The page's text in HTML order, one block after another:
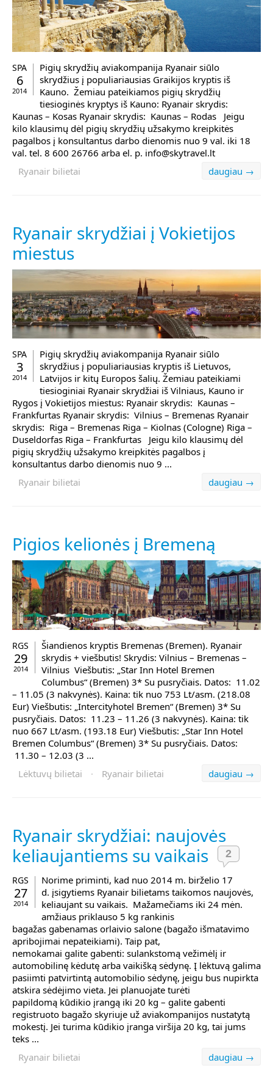
SPA
6
2014
Pigių skrydžių aviakompanija Ryanair siūlo
skrydžius į populiariausias Graikijos kryptis iš
Kauno. Žemiau pateikiamos pigių skrydžių
tiesioginės kryptys iš Kauno: Ryanair skrydis:
Kaunas – Kosas Ryanair skrydis: Kaunas – Rodas Jeigu
kilo klausimų dėl pigių skrydžių užsakymo kreipkitės
pagalbos į konsultantus darbo dienomis nuo 9 val. iki 18
val. tel. 8 600 26766 arba el. p. info@skytravel.lt
daugiau →
Ryanair bilietai
Ryanair skrydžiai į Vokietijos
miestus
SPA
3
2014
Pigių skrydžių aviakompanija Ryanair siūlo
skrydžius į populiariausias kryptis iš Lietuvos,
Latvijos ir kitų Europos šalių. Žemiau pateikiami
tiesioginiai Ryanair skrydžiai iš Vilniaus, Kauno ir
Rygos į Vokietijos miestus: Ryanair skrydis: Kaunas –
Frankfurtas Ryanair skrydis: Vilnius – Bremenas Ryanair
skrydis: Riga – Bremenas Riga – Kiolnas (Cologne) Riga –
Duseldorfas Riga – Frankfurtas Jeigu kilo klausimų dėl
pigių skrydžių užsakymo kreipkitės pagalbos į
konsultantus darbo dienomis nuo 9 ...
daugiau →
Ryanair bilietai
Pigios kelionės į Bremeną
RGS
29
2014
Šiandienos kryptis Bremenas (Bremen). Ryanair
skrydis + viešbutis! Skrydis: Vilnius – Bremenas –
Vilnius Viešbutis: „Star Inn Hotel Bremen
Columbus“ (Bremen) 3* Su pusryčiais. Datos: 11.02
– 11.05 (3 nakvynės). Kaina: tik nuo 753 Lt/asm. (218.08
Eur) Viešbutis: „Intercityhotel Bremen“ (Bremen) 3* Su
pusryčiais. Datos: 11.23 – 11.26 (3 nakvynės). Kaina: tik
nuo 667 Lt/asm. (193.18 Eur) Viešbutis: „Star Inn Hotel
Bremen Columbus“ (Bremen) 3* Su pusryčiais. Datos:
11.30 – 12.03 (3 ...
daugiau →
Lėktuvų bilietai · Ryanair bilietai
Ryanair skrydžiai: naujovės
keliaujantiems su vaikais
2
RGS
27
2014
Norime priminti, kad nuo 2014 m. birželio 17
d. įsigytiems Ryanair bilietams taikomos naujovės,
keliaujant su vaikais. Mažamečiams iki 24 mėn.
amžiaus priklauso 5 kg rankinis
bagažas gabenamas orlaivio salone (bagažo išmatavimo
apribojimai nepateikiami). Taip pat,
nemokamai galite gabenti: sulankstomą vežimėlį ir
automobilinę kėdutę arba vaikišką sėdynę. Į lėktuvą galima
pasiimti patvirtintą automobilio sėdynę, jeigu bus nupirkta
atskira sėdėjimo vieta. Jei planuojate turėti
papildomą kūdikio įrangą iki 20 kg – galite gabenti
registruoto bagažo skyriuje už aviakompanijos nustatytą
mokestį. Jei turima kūdikio įranga viršija 20 kg, tai jums
teks ...
daugiau →
Ryanair bilietai